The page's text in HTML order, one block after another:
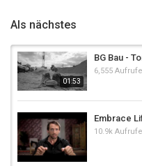
Als nächstes
01:53
BG Bau -
6,555 Aufrufe
Embrace
10.9k Aufrufe